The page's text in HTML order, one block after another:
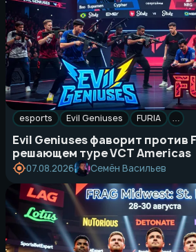
esports Evil Geniuses FURIA …
Evil Geniuses фаворит против
решающем туре VCT Americas
07.08.2026 Семён Васильев